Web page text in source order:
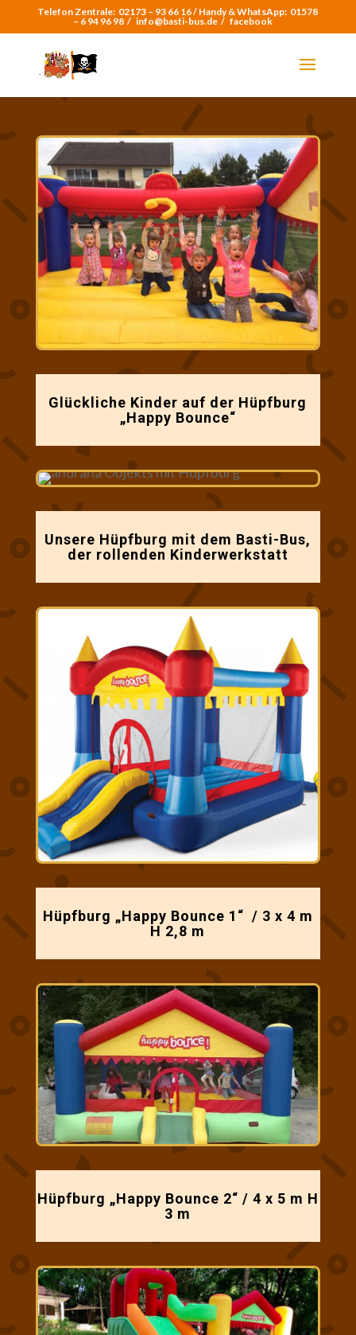
Telefon Zentrale: 02173 – 93 66 16 / Handy & WhatsApp: 01578
– 6 94 96 98 / info@basti-bus.de / facebook
Glückliche Kinder auf der Hüpfburg
„Happy Bounce“
Unsere Hüpfburg mit dem Basti-Bus,
der rollenden Kinderwerkstatt
Hüpfburg „Happy Bounce 1“ / 3 x 4 m
H 2,8 m
Hüpfburg „Happy Bounce 2“ / 4 x 5 m H
3 m